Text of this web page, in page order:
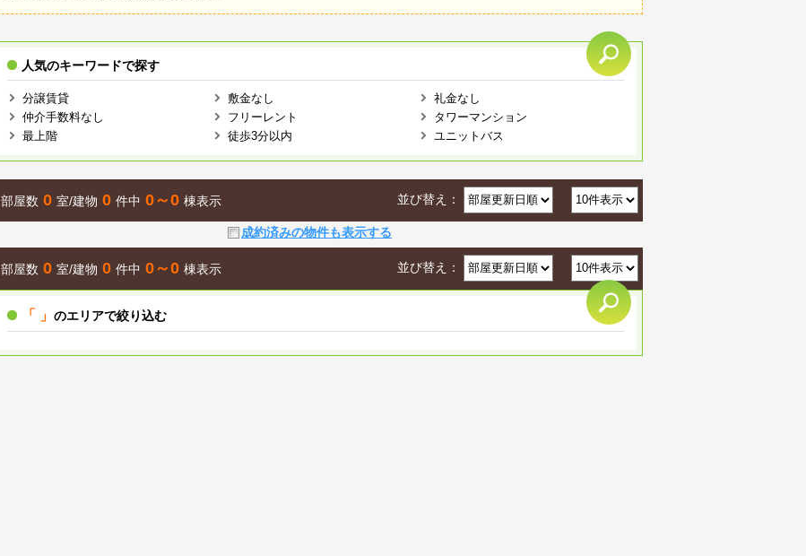
人気のキーワードで探す
分譲賃貸 敷金なし
礼金なし
仲介手数料なし
フリーレント
タワーマンション
最上階
徒歩3分以内 ユニットバス
部屋数 0 室/建物 0 件中 0～0 棟表示 並び替え：
成約済みの物件も表示する
部屋数 0 室/建物 0 件中 0～0 棟表示 並び替え：
「 」 のエリアで絞り込む